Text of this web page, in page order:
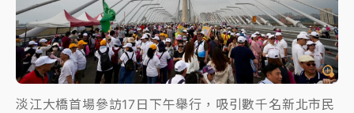
押庭
父親節泡湯了！中颱白海豚雨彈轟3天 「紅到發紫」降
雨熱區曝
淡江大橋首場參訪17日下午舉行，吸引數千名新北市民